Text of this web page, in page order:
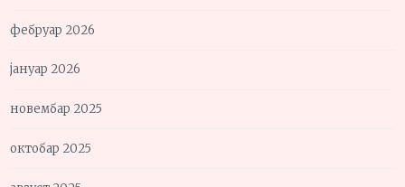
фебруар 2026
јануар 2026
новембар 2025
октобар 2025